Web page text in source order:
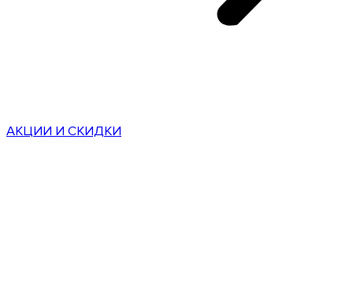
АКЦИИ И СКИДКИ